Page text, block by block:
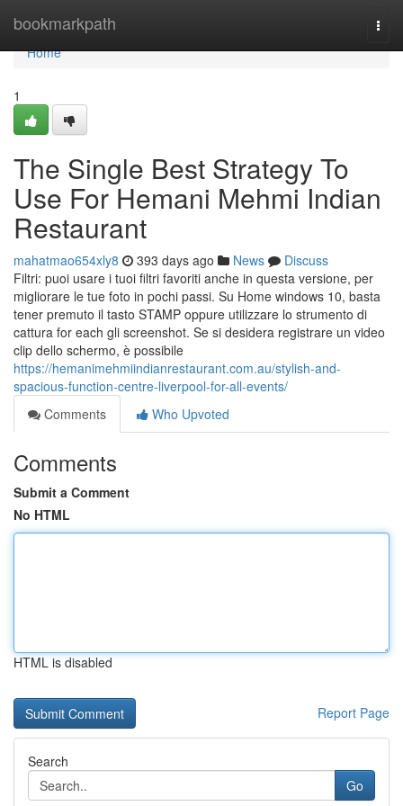
bookmarkpath
Home
Home
1
The Single Best Strategy To
Use For Hemani Mehmi Indian
Restaurant
mahatmao654xly8 393 days ago News
Discuss
Filtri: puoi usare i tuoi filtri favoriti anche in questa versione, per
migliorare le tue foto in pochi passi. Su Home windows 10, basta
tener premuto il tasto STAMP oppure utilizzare lo strumento di
cattura for each gli screenshot. Se si desidera registrare un video
clip dello schermo, è possibile
https://hemanimehmiindianrestaurant.com.au/stylish-and-
spacious-function-centre-liverpool-for-all-events/
Comments
Who Upvoted
Comments
Submit a Comment
No HTML
HTML is disabled
Report Page
Search
Go